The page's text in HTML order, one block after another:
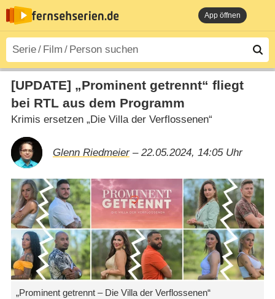
App öffnen
[UPDATE] „Prominent getrennt“ fliegt
bei RTL aus dem Programm
Krimis ersetzen „Die Villa der Verflossenen“
Glenn Riedmeier– 22.05.2024, 14:05 Uhr
„Prominent getrennt – Die Villa der Verflossenen“